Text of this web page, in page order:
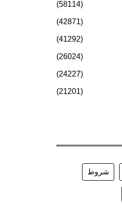
(58114)
(42871)
(41292)
(26024)
(24227)
(21201)
شروط